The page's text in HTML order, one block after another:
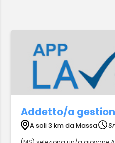
Addetto/a
A soli 3 km da Massa